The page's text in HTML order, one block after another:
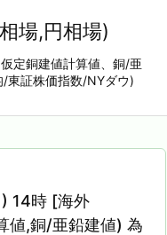
場,円相場)
定銅建値計算値、銅/亜
東証株価指数/NYダウ)
14時 [海外
値,銅/亜鉛建値) 為